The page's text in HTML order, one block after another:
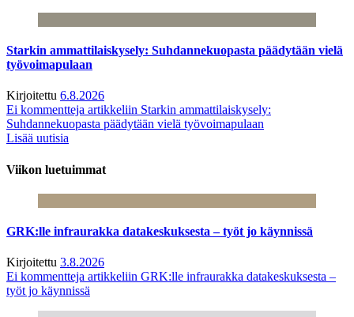
Starkin ammattilaiskysely: Suhdannekuopasta päädytään vielä
työvoimapulaan
Kirjoitettu 6.8.2026
Ei kommentteja artikkeliin Starkin ammattilaiskysely:
Suhdannekuopasta päädytään vielä työvoimapulaan
Lisää uutisia
Viikon luetuimmat
GRK:lle infraurakka datakeskuksesta – työt jo käynnissä
Kirjoitettu 3.8.2026
Ei kommentteja artikkeliin GRK:lle infraurakka datakeskuksesta –
työt jo käynnissä